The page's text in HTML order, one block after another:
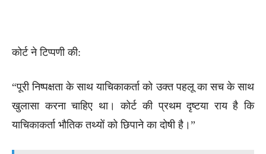
कोर्ट ने टिप्पणी की:
“पूरी निष्पक्षता के साथ याचिकाकर्ता को उक्त पहलू का सच के साथ
खुलासा करना चाहिए था। कोर्ट की प्रथम दृष्टया राय है कि
याचिकाकर्ता भौतिक तथ्यों को छिपाने का दोषी है।”